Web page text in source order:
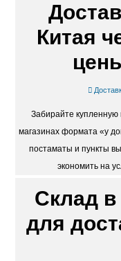
Китая
Забирайте
магазинах формата «у
постаматы и пункты
экономить на
Склад в
для